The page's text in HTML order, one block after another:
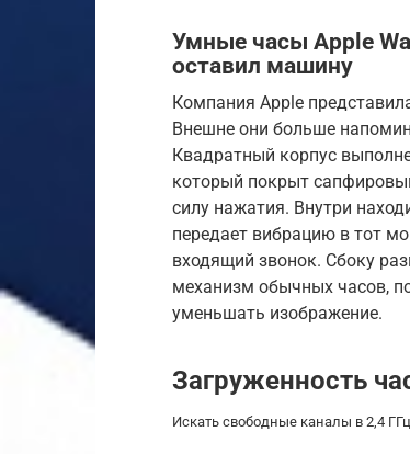
Умные часы Apple
оставил машину
Компания Apple
Внешне они больше
Квадратный корпус
который покрыт
силу нажатия. Внутри
передает вибрацию в тот
входящий звонок. Сбоку
механизм обычных часов,
уменьшать изображение.
Загруженность
Искать свободные каналы в 2,4